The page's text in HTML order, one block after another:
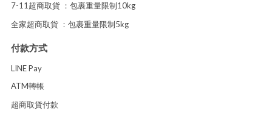
7-11超商取貨 ：包裹重量限制10kg
全家超商取貨 ：包裹重量限制5kg
付款方式
LINE Pay
ATM轉帳
超商取貨付款